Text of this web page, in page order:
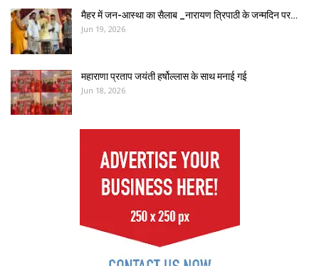
मैहर में जन-आस्था का सैलाब _नारायण त्रिपाठी के जन्मदिन पर…
Jun 19, 2026
महाराणा प्रताप जयंती हर्षोल्लास के साथ मनाई गई
Jun 18, 2026